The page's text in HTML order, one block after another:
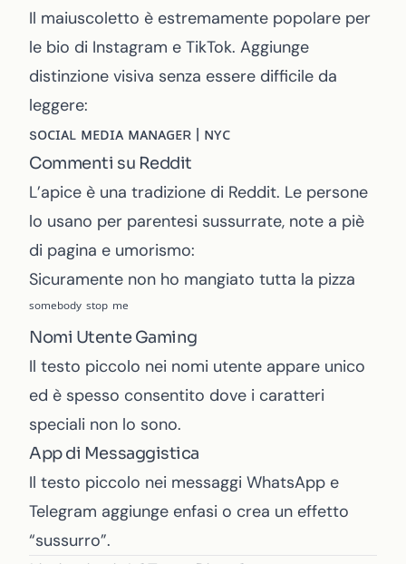
Il maiuscoletto è estremamente popolare per
le bio di Instagram e TikTok. Aggiunge
distinzione visiva senza essere difficile da
leggere:
sᴏᴄɪᴀʟ ᴍᴇᴅɪᴀ ᴍᴀɴᴀɢᴇʀ | ɴʏᴄ
Commenti su Reddit
L’apice è una tradizione di Reddit. Le persone
lo usano per parentesi sussurrate, note a piè
di pagina e umorismo:
Sicuramente non ho mangiato tutta la pizza
ˢᵒᵐᵉᵇᵒᵈʸ ˢᵗᵒᵖ ᵐᵉ
Nomi Utente Gaming
Il testo piccolo nei nomi utente appare unico
ed è spesso consentito dove i caratteri
speciali non lo sono.
App di Messaggistica
Il testo piccolo nei messaggi WhatsApp e
Telegram aggiunge enfasi o crea un effetto
“sussurro”.